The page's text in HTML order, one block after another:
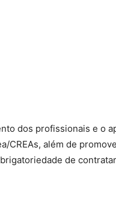
dos profissionais e o
CREAs, além de
de